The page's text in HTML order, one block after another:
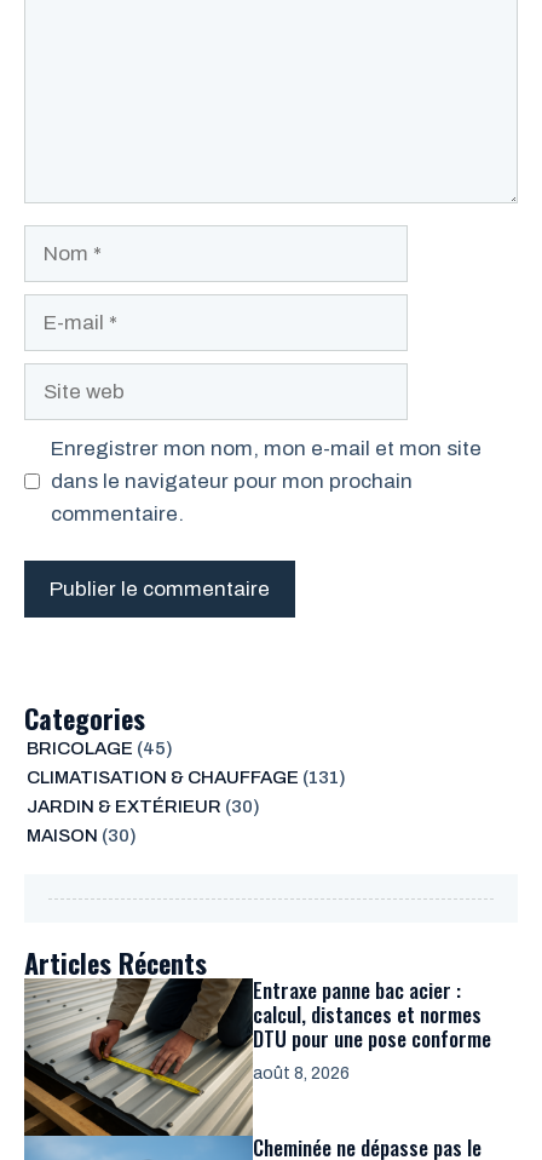
Enregistrer mon nom, mon e-mail et mon site
dans le navigateur pour mon prochain
commentaire.
Categories
BRICOLAGE (45)
CLIMATISATION & CHAUFFAGE (131)
JARDIN & EXTÉRIEUR (30)
MAISON (30)
Articles Récents
Entraxe panne bac acier :
calcul, distances et normes
DTU pour une pose conforme
août 8, 2026
Cheminée ne dépasse pas le